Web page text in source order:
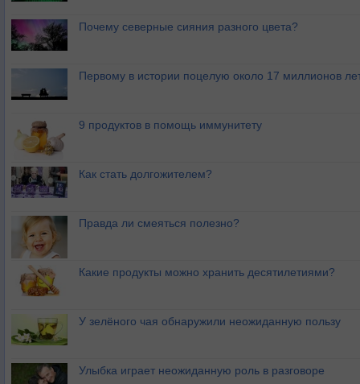
Почему северные сияния разного цвета?
Первому в истории поцелую около 17 миллионов
9 продуктов в помощь иммунитету
Как стать долгожителем?
Правда ли смеяться полезно?
Какие продукты можно хранить десятилетиями?
У зелёного чая обнаружили неожиданную пользу
Улыбка играет неожиданную роль в разговоре